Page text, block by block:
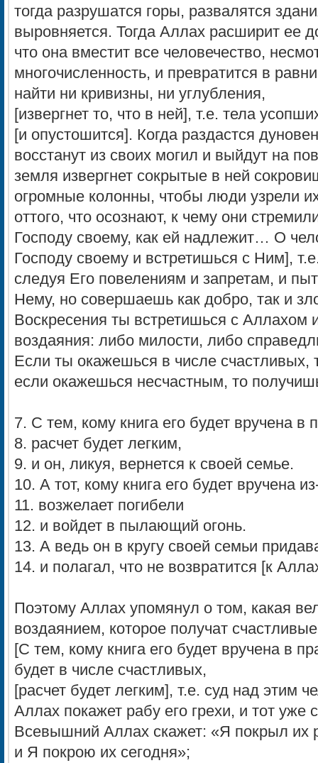
тогда разрушатся горы, развалятся
выровняется. Тогда Аллах расширит ее
что она вместит все человечество,
многочисленность, и превратится в
найти ни кривизны, ни углубления,
[извергнет то, что в ней], т.е. тела
[и опустошится]. Когда раздастся
восстанут из своих могил и выйдут на
земля извергнет сокрытые в ней
огромные колонны, чтобы люди узрели
оттого, что осознают, к чему они
Господу своему, как ей надлежит… О
Господу своему и встретишься с Ним],
следуя Его повелениям и запретам, и
Нему, но совершаешь как добро, так и
Воскресения ты встретишься с Аллахом
воздаяния: либо милости, либо
Если ты окажешься в числе счастливых,
если окажешься несчастным, то
7. С тем, кому книга его будет вручена в
8. расчет будет легким,
9. и он, ликуя, вернется к своей семье.
10. А тот, кому книга его будет вручена
11. возжелает погибели
12. и войдет в пылающий огонь.
13. А ведь он в кругу своей семьи
14. и полагал, что не возвратится [к
Поэтому Аллах упомянул о том, какая
воздаянием, которое получат
[С тем, кому книга его будет вручена в
будет в числе счастливых,
[расчет будет легким], т.е. суд над этим
Аллах покажет рабу его грехи, и тот уже
Всевышний Аллах скажет: «Я покрыл их
и Я покрою их сегодня»;